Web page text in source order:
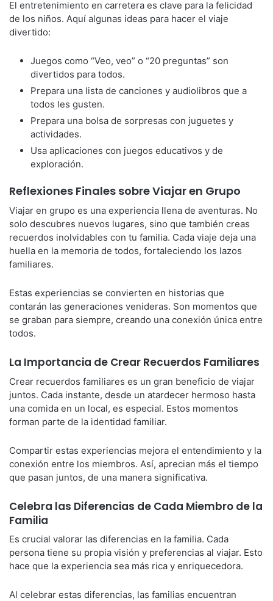
El entretenimiento en carretera es clave para la felicidad
de los niños. Aquí algunas ideas para hacer el viaje
divertido:
Juegos como “Veo, veo” o “20 preguntas” son
divertidos para todos.
Prepara una lista de canciones y audiolibros que a
todos les gusten.
Prepara una bolsa de sorpresas con juguetes y
actividades.
Usa aplicaciones con juegos educativos y de
exploración.
Reflexiones Finales sobre Viajar en Grupo
Viajar en grupo es una experiencia llena de aventuras. No
solo descubres nuevos lugares, sino que también creas
recuerdos inolvidables con tu familia. Cada viaje deja una
huella en la memoria de todos, fortaleciendo los lazos
familiares.
Estas experiencias se convierten en historias que
contarán las generaciones venideras. Son momentos que
se graban para siempre, creando una conexión única entre
todos.
La Importancia de Crear Recuerdos Familiares
Crear recuerdos familiares es un gran beneficio de viajar
juntos. Cada instante, desde un atardecer hermoso hasta
una comida en un local, es especial. Estos momentos
forman parte de la identidad familiar.
Compartir estas experiencias mejora el entendimiento y la
conexión entre los miembros. Así, aprecian más el tiempo
que pasan juntos, de una manera significativa.
Celebra las Diferencias de Cada Miembro de la
Familia
Es crucial valorar las diferencias en la familia. Cada
persona tiene su propia visión y preferencias al viajar. Esto
hace que la experiencia sea más rica y enriquecedora.
Al celebrar estas diferencias, las familias encuentran